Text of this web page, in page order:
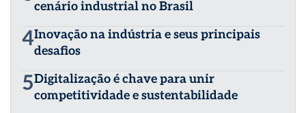
cenário industrial no Brasil
4Inovação na indústria e seus principais
desafios
5Digitalização é chave para unir
competitividade e sustentabilidade